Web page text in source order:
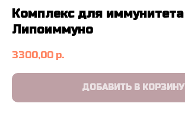
Комплекс для иммунитета
Липоиммуно
3300,00 р.
ДОБАВИТЬ В КОРЗИНУ